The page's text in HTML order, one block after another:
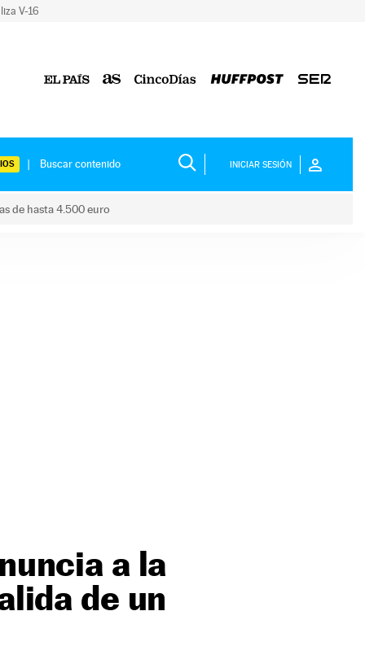
V-16
INICIAR SESIÓN
de hasta 4.500 euro
a la
de un